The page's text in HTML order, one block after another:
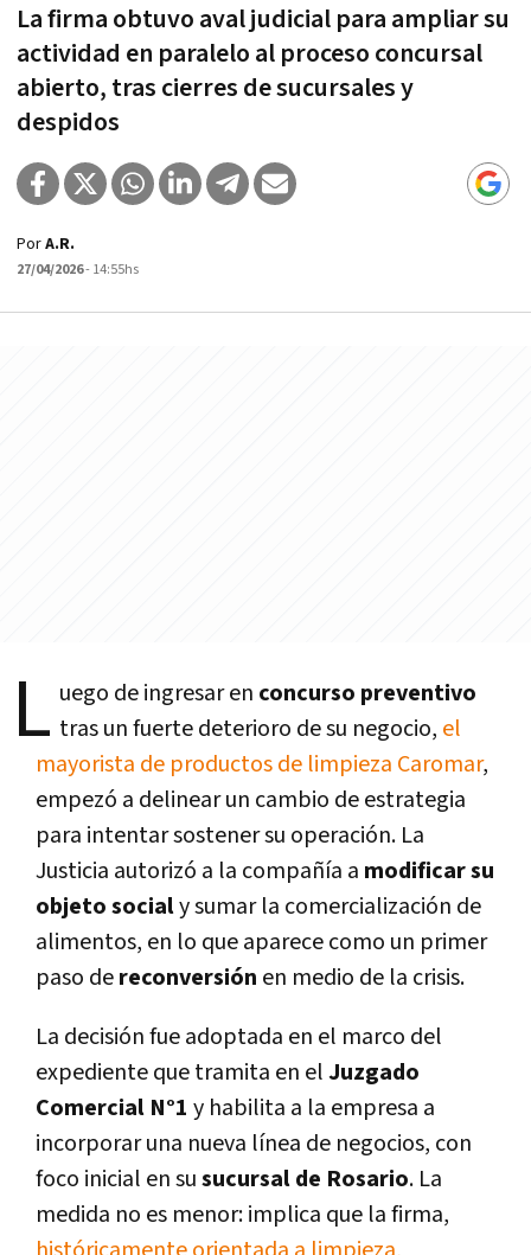
La firma obtuvo aval judicial para ampliar su
actividad en paralelo al proceso concursal
abierto, tras cierres de sucursales y
despidos
PorA.R.
27/04/2026- 14:55hs
L uego de ingresar en concurso preventivo
tras un fuerte deterioro de su negocio, el
mayorista de productos de limpieza Caromar,
empezó a delinear un cambio de estrategia
para intentar sostener su operación. La
Justicia autorizó a la compañía a modificar su
objeto socialy sumar la comercialización de
alimentos, en lo que aparece como un primer
paso dereconversión en medio de la crisis.
La decisión fue adoptada en el marco del
expediente que tramita en elJuzgado
Comercial N°1 y habilita a la empresa a
incorporar una nueva línea de negocios, con
foco inicial en susucursal de Rosario. La
medida no es menor: implica que la firma,